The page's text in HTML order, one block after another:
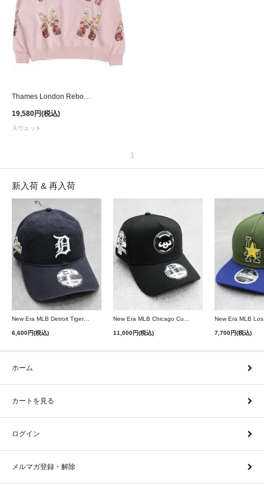
19,580円(税込)
スウェット
1
新入荷 & 再入荷
New Era MLB Detroit Tigers Postseason 9Twenty Strapback Cap - Navy
6,600円(税込) 11,000円(税込) 7,700円(税込)
ホーム
カートを見る
ログイン
メルマガ登録・解除